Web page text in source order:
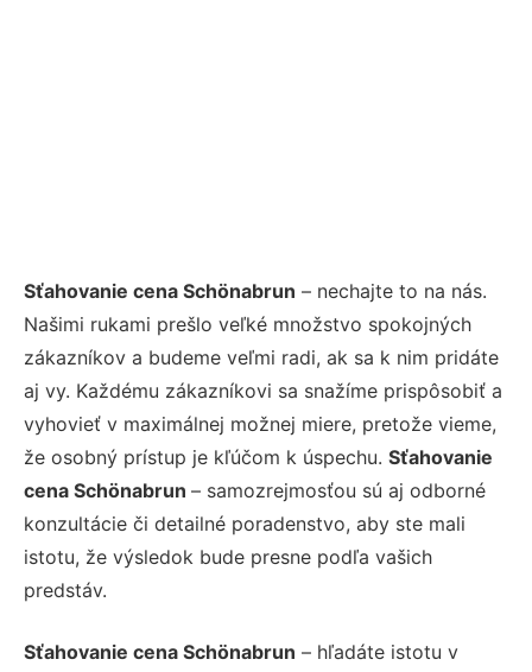
Sťahovanie cena Schönabrun – nechajte to na nás.
Našimi rukami prešlo veľké množstvo spokojných
zákazníkov a budeme veľmi radi, ak sa k nim pridáte
aj vy. Každému zákazníkovi sa snažíme prispôsobiť a
vyhovieť v maximálnej možnej miere, pretože vieme,
že osobný prístup je kľúčom k úspechu. Sťahovanie
cena Schönabrun – samozrejmosťou sú aj odborné
konzultácie či detailné poradenstvo, aby ste mali
istotu, že výsledok bude presne podľa vašich
predstáv.
Sťahovanie cena Schönabrun – hľadáte istotu v